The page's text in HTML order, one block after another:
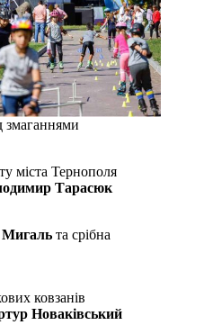
змаганнями
міста Тернополя
Тарасюк
та срібна
ковзанів
Новаківський